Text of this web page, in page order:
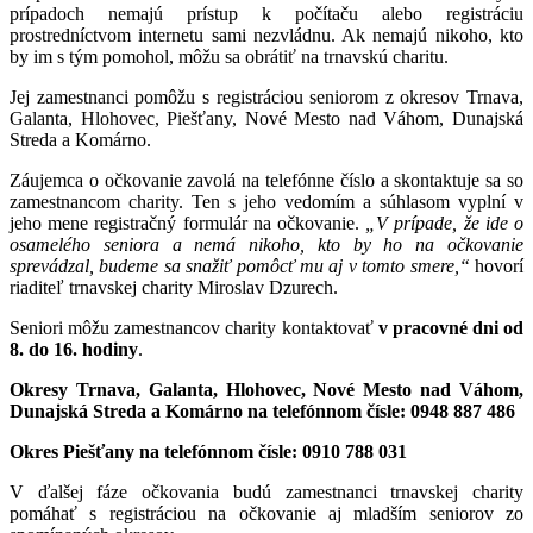
prípadoch nemajú prístup k počítaču alebo registráciu
prostredníctvom internetu sami nezvládnu. Ak nemajú nikoho, kto
by im s tým pomohol, môžu sa obrátiť na trnavskú charitu.
Jej zamestnanci pomôžu s registráciou seniorom z okresov Trnava,
Galanta, Hlohovec, Piešťany, Nové Mesto nad Váhom, Dunajská
Streda a Komárno.
Záujemca o očkovanie zavolá na telefónne číslo a skontaktuje sa so
zamestnancom charity. Ten s jeho vedomím a súhlasom vyplní v
jeho mene registračný formulár na očkovanie.
„V prípade, že ide o
osamelého seniora a nemá nikoho, kto by ho na očkovanie
sprevádzal, budeme sa snažiť pomôcť mu aj v tomto smere,“ hovorí
riaditeľ trnavskej charity Miroslav Dzurech.
Seniori môžu zamestnancov charity kontaktovať v pracovné dni od
8. do 16. hodiny.
Okresy Trnava, Galanta, Hlohovec, Nové Mesto nad Váhom,
Dunajská Streda a Komárno na telefónnom čísle: 0948 887 486
Okres Piešťany na telefónnom čísle: 0910 788 031
V ďalšej fáze očkovania budú zamestnanci trnavskej charity
pomáhať s registráciou na očkovanie aj mladším seniorov zo